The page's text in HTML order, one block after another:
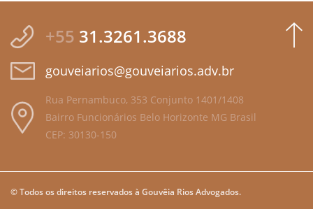
+55 31.3261.3688
gouveiarios@gouveiarios.adv.br
Rua Pernambuco, 353 Conjunto 1401/1408
Bairro Funcionários Belo Horizonte MG Brasil
CEP: 30130-150
© Todos os direitos reservados à Gouvêia Rios Advogados.